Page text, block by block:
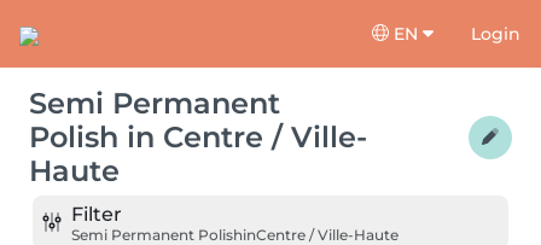
EN Login
Semi Permanent
Polish in Centre / Ville-
Haute
Filter
Semi Permanent PolishinCentre / Ville-Haute